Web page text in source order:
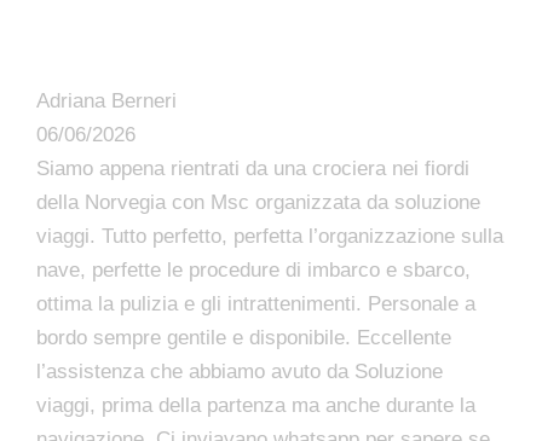
Adriana Berneri
06/06/2026
Siamo appena rientrati da una crociera nei fiordi
della Norvegia con Msc organizzata da soluzione
viaggi. Tutto perfetto, perfetta l’organizzazione sulla
nave, perfette le procedure di imbarco e sbarco,
ottima la pulizia e gli intrattenimenti. Personale a
bordo sempre gentile e disponibile. Eccellente
l’assistenza che abbiamo avuto da Soluzione
viaggi, prima della partenza ma anche durante la